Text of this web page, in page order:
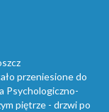
przeniesione do
Psychologiczno-
piętrze - drzwi po